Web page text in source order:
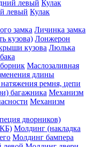
левый Кулак
левый Кулак
замка Личинка замка
кузова) Лонжерон
кузова Люлька
Маслозаливная
длины
ремня, цепи
багажника Механизм
Механизм
дворников)
Молдинг (накладка
Молдинг бампера